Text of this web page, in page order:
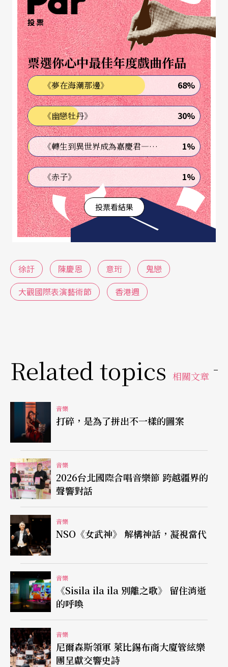
海現代人劇社改編成同名話劇。
二○一八年一月由作曲家陳慶恩作曲、意珩編劇的
室內歌劇《鬼戀》在香港大會堂首演，首次將這個
故事搬上歌劇舞台，由文字轉化成音樂，進而成為
一場相輔相成的表演，重新詮釋滄桑變幻的「人鬼
戀」之中的清麗奇詭，帶領觀眾一同走進「鬼」的
世界，去感受此份無以復加的悵惘之情。
全劇的呈現，在一個迷離的意境裡，通過夢境再
現，拉開了故事的序幕。在角色方面，一位風流倜
儻的富有男子遇見了「鬼」，具有神秘色彩的鬼對
他的冷漠，激起了他對於這自稱為「鬼」的女人的
好奇心；人鬼殊途，也是入世與出世兩種思想上的
為鬼的過程，而在「現在」以「鬼」的身分與
「人」之間愛而不得，整場宛如一個穿梭於時間與
且精華的作品，充分展現這個發人省思的故事的廣
度與深度，完整地體現徐訏哲學思想、個人主體的
現代性，以及反思現代性危機的思想脈絡。
投票
票選你心中最佳年度戲曲作品
《夢在海潮那邊》 68%
《幽戀牡丹》 30%
《轉生到異世界成為嘉慶君—發現我的祖先是詐騙集團!?》 1%
《赤子》 1%
投票看結果
徐訏 陳慶恩 意珩
鬼戀
大觀國際表演藝術節
香港週
Related topics 相關文章
音樂
打碎，是為了拼出不一樣的圖案
音樂
2026台北國際合唱音樂節 跨越疆界的
聲響對話
音樂
NSO《女武神》 解構神話，凝視當代
音樂
《Sisila ila ila 別離之歌》 留住消逝
的呼喚
音樂
尼爾森斯領軍 萊比錫布商大廈管絃樂
團呈獻交響史詩